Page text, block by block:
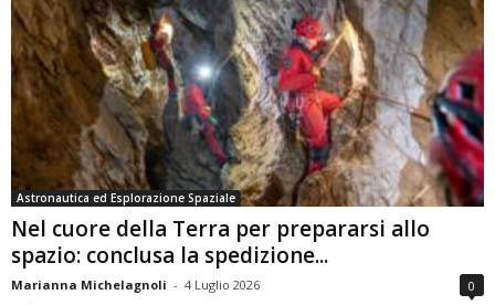
Astronautica ed Esplorazione Spaziale
Nel cuore della Terra per prepararsi allo
spazio: conclusa la spedizione...
Marianna Michelagnoli - 4 Luglio 2026 0